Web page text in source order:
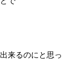
来るのにと思っ